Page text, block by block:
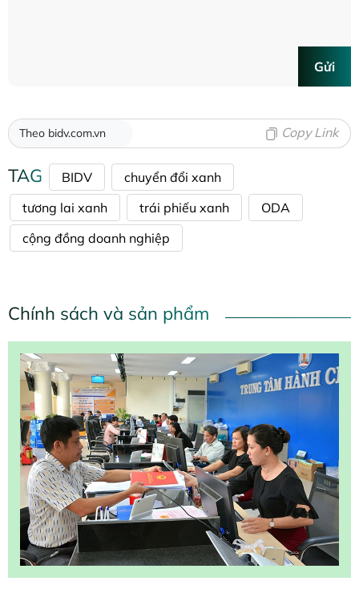
Gửi
Theo bidv.com.vn Copy Link
TAG BIDV
chuyển đổi xanh
tương lai xanh
trái phiếu xanh
ODA
cộng đồng doanh nghiệp
Chính sách và sản phẩm